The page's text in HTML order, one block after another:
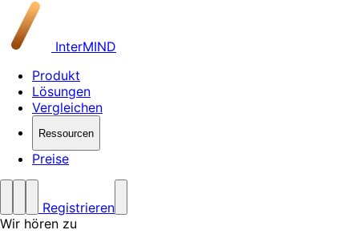
InterMIND
Produkt
Lösungen
Vergleichen
Ressourcen
Preise
Registrieren
Wir hören zu